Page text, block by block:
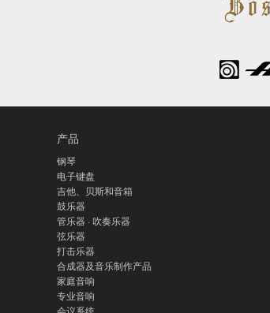
产品
钢琴
电子键盘
吉他、贝斯和音箱
鼓乐器
管乐器 · 吹奏乐器
弦乐器
打击乐器
合成器及音乐制作产品
家庭音响
专业音响
会议系统